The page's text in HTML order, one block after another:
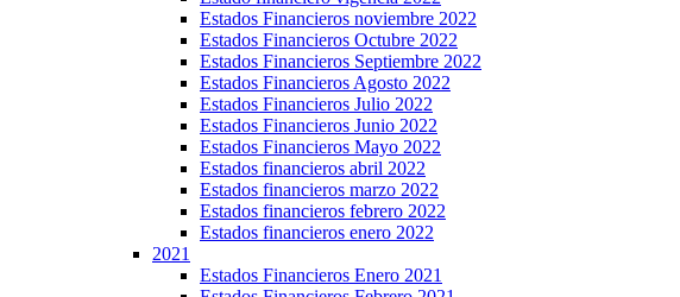
Estados Financieros noviembre 2022
Estados Financieros Octubre 2022
Estados Financieros Septiembre 2022
Estados Financieros Agosto 2022
Estados Financieros Julio 2022
Estados Financieros Junio 2022
Estados Financieros Mayo 2022
Estados financieros abril 2022
Estados financieros marzo 2022
Estados financieros febrero 2022
Estados financieros enero 2022
2021
Estados Financieros Enero 2021